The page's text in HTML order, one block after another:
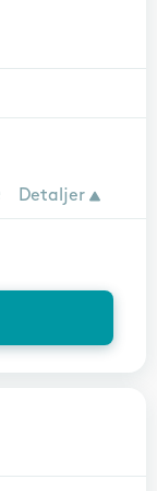
Detaljer